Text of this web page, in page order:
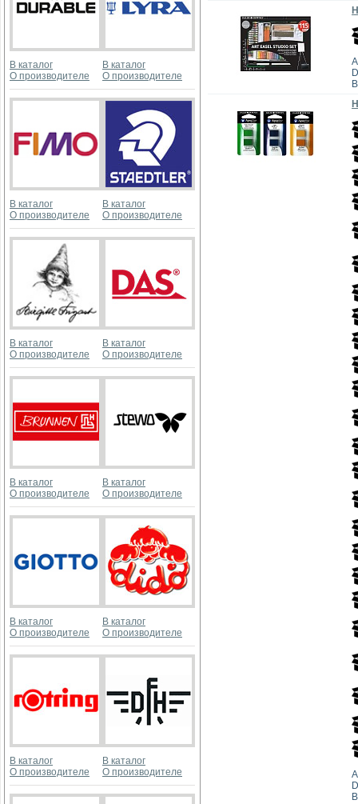
В каталог
О производителе
В каталог
О производителе
В каталог
О производителе
В каталог
О производителе
В каталог
О производителе
В каталог
О производителе
В каталог
О производителе
В каталог
О производителе
В каталог
О производителе
В каталог
О производителе
В каталог
О производителе
В каталог
О производителе